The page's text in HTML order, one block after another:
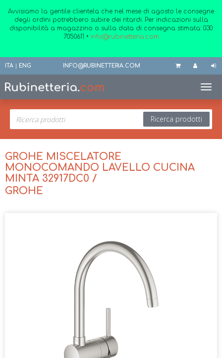
Avvisiamo la gentile clientela che nel mese di agosto le consegne
degli ordini potrebbero subire dei ritardi. Per indicazioni sulla
disponibilità a magazzino o sulla data di consegna stimata: 030
7050611 • info@rubinetteria.com
ITA | ENG INFO@RUBINETTERIA.COM
Ricerca prodotti
GROHE MISCELATORE
MONOCOMANDO LAVELLO CUCINA
MINTA 32917DC0 /
GROHE